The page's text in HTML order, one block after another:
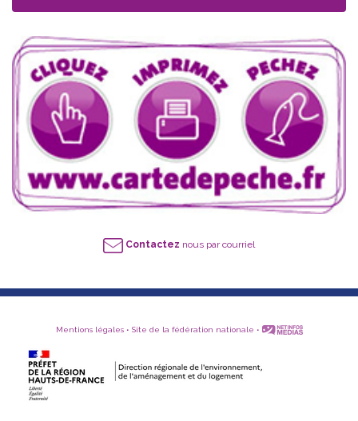
Contactez nous par courriel
Mentions légales• Site de la fédération nationale •